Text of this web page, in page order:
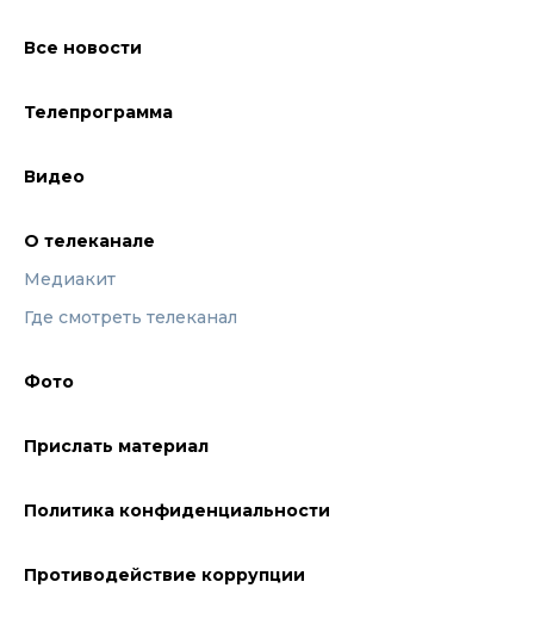
Все новости
Телепрограмма
Видео
О телеканале
Медиакит
Где смотреть телеканал
Фото
Прислать материал
Политика конфиденциальности
Противодействие коррупции